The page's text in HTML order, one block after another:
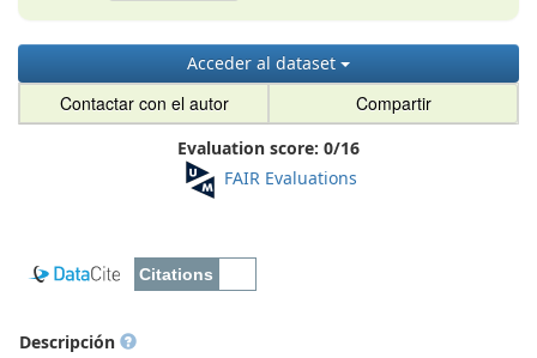
Acceder al dataset
Contactar con el autor Compartir
Evaluation score: 0/16
FAIR Evaluations
Descripción